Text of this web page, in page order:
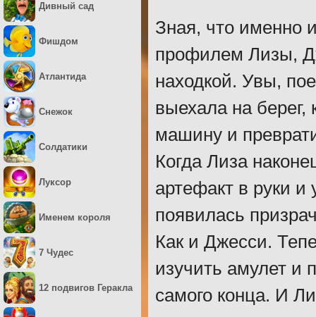
Зная, что именно
профилем Лизы,
находкой. Увы,
выехала на берег,
машину и
Когда Лиза
артефакт в руки и
появилась
Как и Джесси.
изучить амулет и
самого конца. И
Дивный сад
Фишдом
Атлантида
Снежок
Солдатики
Луксор
Именем короля
7 Чудес
12 подвигов Геракла